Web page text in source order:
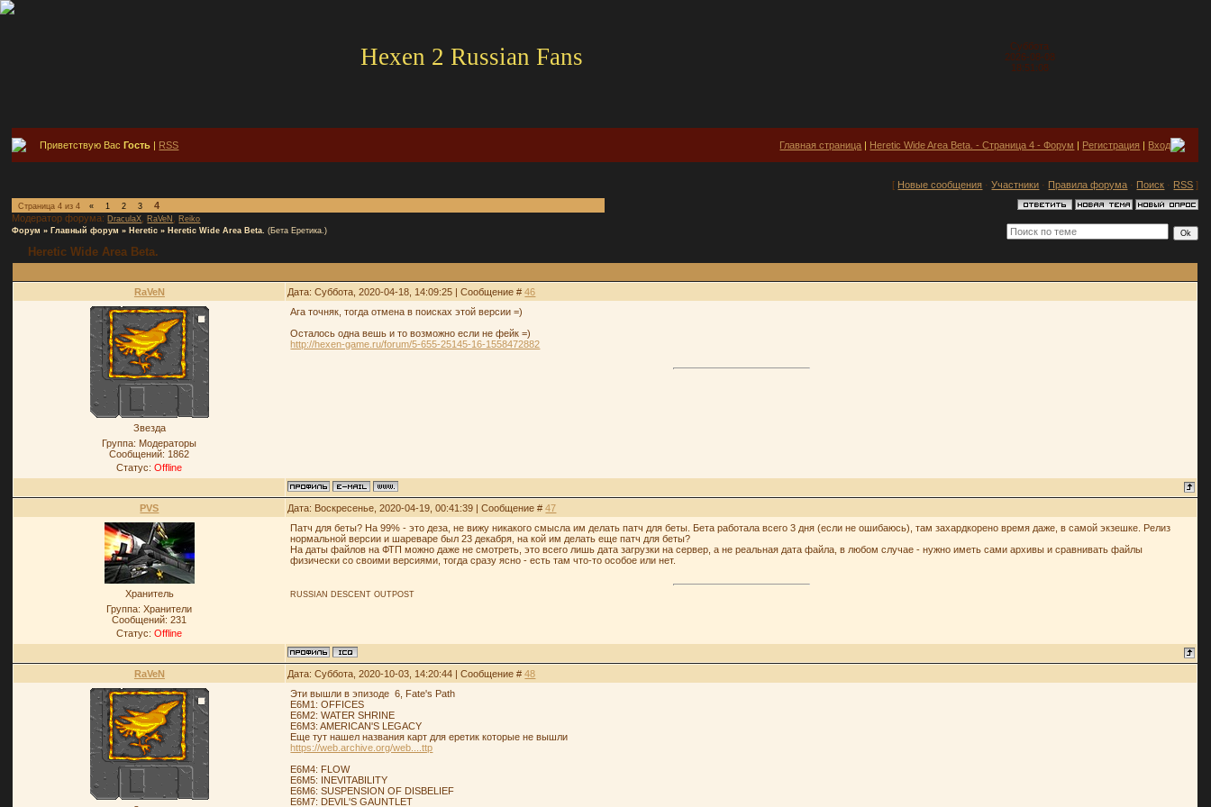
Hexen 2 Russian Fans
Суббота
2026-08-08
18:51:08
Приветствую ВасГость | RSS Главная страница | Heretic Wide Area Beta. - Страница 4 - Форум | Регистрация | Вход
[ Новые сообщения ·Участники · Правила форума · Поиск · RSS ]
Страница4 из4 « 1 2 3
4
Модератор форума:DraculaX ,RaVeN ,Reiko
Форум » Главный форум » Heretic » Heretic Wide Area Beta. (Бета Еретика.)
Heretic Wide Area Beta.
RaVeN Дата: Суббота, 2020-04-18, 14:09:25 | Сообщение #46
Звезда
Группа: Модераторы
Сообщений: 1862
Статус:Offline
Ага точняк, тогда отмена в поисках этой версии =)
Осталось одна вешь и то возможно если не фейк =)
http://hexen-game.ru/forum/5-655-25145-16-1558472882
PVS Дата: Воскресенье, 2020-04-19, 00:41:39 | Сообщение #47
Хранитель
Группа: Хранители
Сообщений:231
Статус:Offline
Патч для беты? На 99% - это деза, не вижу никакого смысла им делать патч для беты. Бета работала всего 3 дня (если не ошибаюсь), там захардкорено время даже, в самой экзешке. Релиз
нормальной версии и шареваре был 23 декабря, на кой им делать еще патч для беты?
На даты файлов на ФТП можно даже не смотреть, это всего лишь дата загрузки на сервер, а не реальная дата файла, в любом случае - нужно иметь сами архивы и сравнивать файлы
физически со своими версиями, тогда сразу ясно - есть там что-то особое или нет.
RUSSIAN DESCENT OUTPOST
RaVeN Дата: Суббота, 2020-10-03, 14:20:44 | Сообщение #48
Эти вышли в эпизоде 6, Fate's Path
E6M1: OFFICES
E6M2: WATER SHRINE
E6M3: AMERICAN'S LEGACY
Еще тут нашел названия карт для еретик которые не вышли
https://web.archive.org/web....ttp
E6M4: FLOW
E6M5: INEVITABILITY
E6M6: SUSPENSION OF DISBELIEF
E6M7: DEVIL'S GAUNTLET